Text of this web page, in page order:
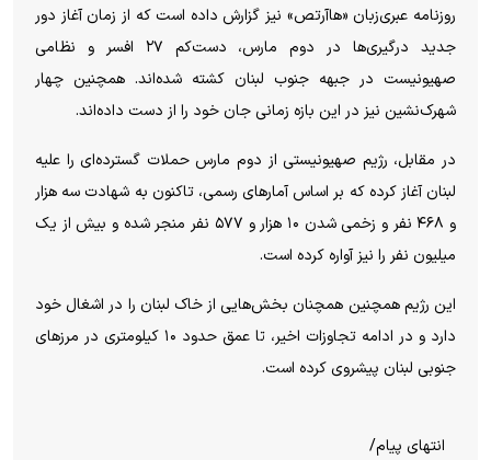
روزنامه عبری‌زبان «هاآرتص» نیز گزارش داده است که از زمان آغاز دور
جدید درگیری‌ها در دوم مارس، دست‌کم ۲۷ افسر و نظامی
صهیونیست در جبهه جنوب لبنان کشته شده‌اند. همچنین چهار
شهرک‌نشین نیز در این بازه زمانی جان خود را از دست داده‌اند.
در مقابل، رژیم صهیونیستی از دوم مارس حملات گسترده‌ای را علیه
لبنان آغاز کرده که بر اساس آمار‌های رسمی، تاکنون به شهادت سه هزار
و ۴۶۸ نفر و زخمی شدن ۱۰ هزار و ۵۷۷ نفر منجر شده و بیش از یک
میلیون نفر را نیز آواره کرده است.
این رژیم همچنین همچنان بخش‌هایی از خاک لبنان را در اشغال خود
دارد و در ادامه تجاوزات اخیر، تا عمق حدود ۱۰ کیلومتری در مرز‌های
جنوبی لبنان پیشروی کرده است.
انتهای پیام/